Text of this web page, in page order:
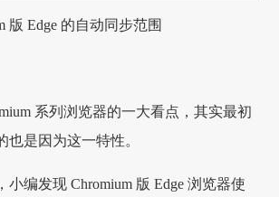
版 Edge 的自动同步范围
系列浏览器的一大看点，其实最初
也是因为这一特性。
小编发现 Chromium 版 Edge 浏览器使